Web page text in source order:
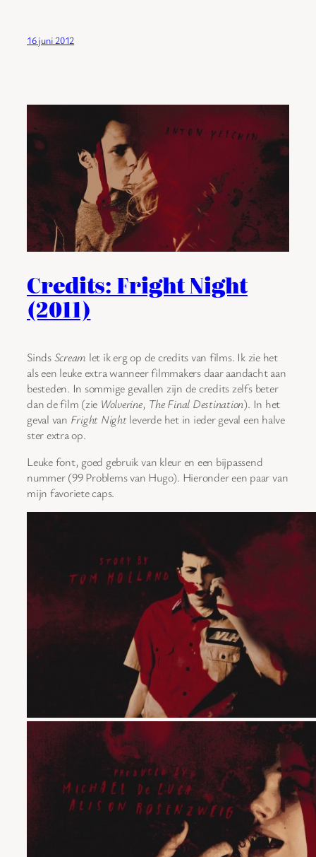
16 juni 2012
Credits: Fright Night
(2011)
SindsScream let ik erg op de credits van films. Ik zie het
als een leuke extra wanneer filmmakers daar aandacht aan
besteden. In sommige gevallen zijn de credits zelfs beter
dan de film (zie Wolverine, The Final Destination). In het
geval van Fright Nightleverde het in ieder geval een halve
ster extra op.
Leuke font, goed gebruik van kleur en een bijpassend
nummer (99 Problems van Hugo). Hieronder een paar van
mijn favoriete caps.